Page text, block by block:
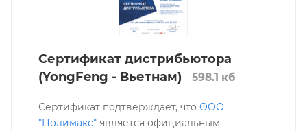
Сертификат дистрибьютора
(YongFeng - Вьетнам)
598.1 кб
Сертификат подтверждает, что ООО
"Полимакс" является официальным